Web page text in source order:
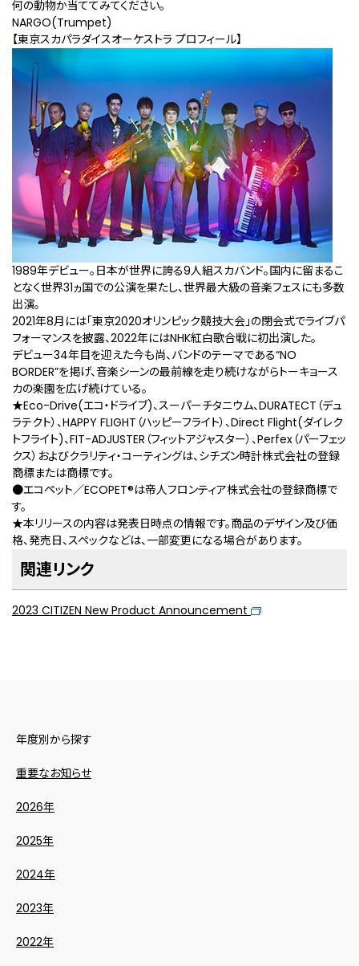
何の動物か当ててみてください。
NARGO(Trumpet)
【東京スカパラダイスオーケストラ プロフィール】
1989年デビュー。日本が世界に誇る9人組スカバンド。国内に留まるこ
となく世界31ヵ国での公演を果たし、世界最大級の音楽フェスにも多数
出演。
2021年8月には「東京2020オリンピック競技大会」の閉会式でライブパ
フォーマンスを披露、2022年にはNHK紅白歌合戦に初出演した。
デビュー34年目を迎えた今も尚、バンドのテーマである“NO
BORDER”を掲げ、音楽シーンの最前線を走り続けながらトーキョース
カの楽園を広げ続けている。
★Eco-Drive(エコ・ドライブ)、スーパーチタニウム、DURATECT（デュ
ラテクト）、HAPPY FLIGHT（ハッピーフライト）、Direct Flight(ダイレク
トフライト)、FIT-ADJUSTER（フィットアジャスター）、Perfex（パーフェッ
クス）およびクラリティ・コーティングは、シチズン時計株式会社の登録
商標または商標です。
●エコペット／ECOPET®は帝人フロンティア株式会社の登録商標で
す。
★本リリースの内容は発表日時点の情報です。商品のデザイン及び価
格、発売日、スペックなどは、一部変更になる場合があります。
関連リンク
2023 CITIZEN New Product Announcement
年度別から探す
重要なお知らせ
2026年
2025年
2024年
2023年
2022年